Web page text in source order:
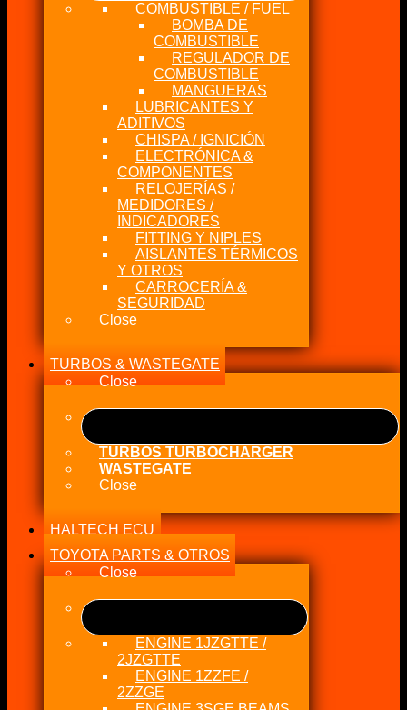
COMBUSTIBLE / FUEL
BOMBA DE
COMBUSTIBLE
REGULADOR DE
COMBUSTIBLE
MANGUERAS
LUBRICANTES Y
ADITIVOS
CHISPA / IGNICIÓN
ELECTRÓNICA &
COMPONENTES
RELOJERÍAS /
MEDIDORES /
INDICADORES
FITTING Y NIPLES
AISLANTES TÉRMICOS
Y OTROS
CARROCERÍA &
SEGURIDAD
Close
TURBOS & WASTEGATE
Close
TURBOS TURBOCHARGER
WASTEGATE
Close
HALTECH ECU
TOYOTA PARTS & OTROS
Close
ENGINE 1JZGTTE /
2JZGTTE
ENGINE 1ZZFE /
2ZZGE